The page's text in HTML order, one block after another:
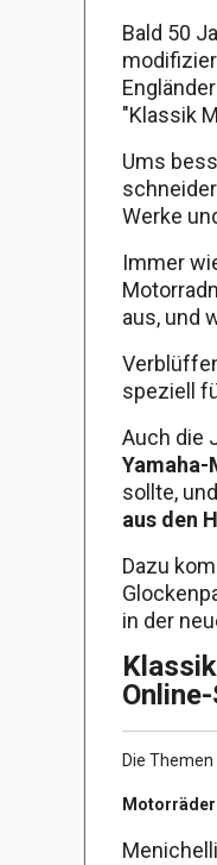
Bald 50
"Klassik
Ums
Werke
Immer
aus, und
speziell
Auch die
sollte,
aus den
Dazu
in der
Die
Motorräder